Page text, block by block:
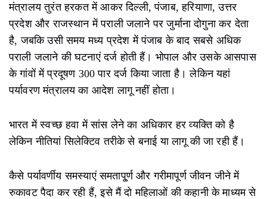
मंत्रालय तुरंत हरकत में आकर दिल्ली, पंजाब, हरियाणा, उत्तर
प्रदेश और राजस्थान में पराली जलाने पर जुर्माना दोगुना कर देता
है, जबकि उसी समय मध्य प्रदेश में पंजाब के बाद सबसे अधिक
पराली जलाने की घटनाएं दर्ज होती हैं। भोपाल और उसके आसपास
के गांवों में प्रदूषण 300 पार दर्ज किया जाता है। लेकिन यहां
पर्यावरण मंत्रालय का आदेश लागू नहीं होता।
भारत में स्वच्छ हवा में सांस लेने का अधिकार हर व्यक्ति को है
लेकिन नीतियां सिलेक्टिव तरीके से बनाई या लागू की जा रही हैं।
कैसे पर्यावर्णीय समस्याएं समतापू्र्ण और गरीमापूर्ण जीवन जीने में
रुकावट पैदा कर रही हैं, इसे मैं दो महिलाओं की कहानी के माध्यम से